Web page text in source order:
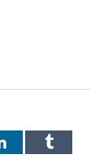
LinkedInTumblr